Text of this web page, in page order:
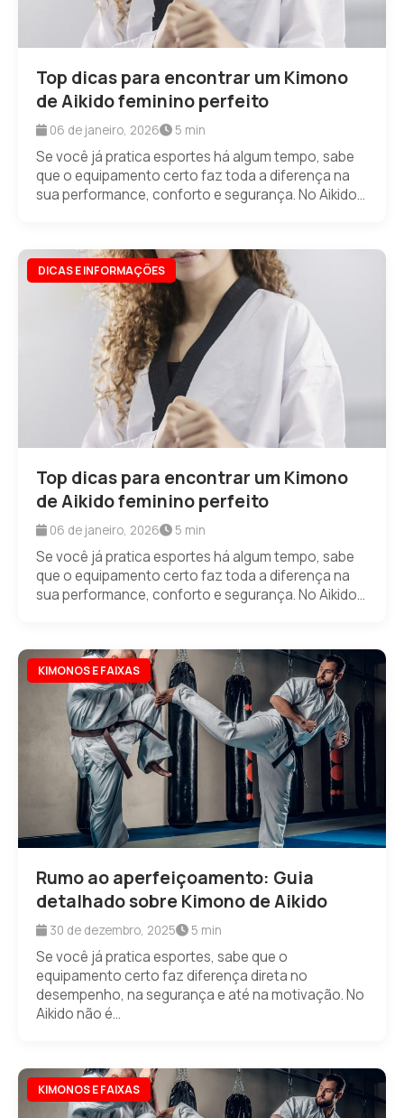
Top dicas para encontrar um Kimono
de Aikido feminino perfeito
06 de janeiro, 2026 5 min
Se você já pratica esportes há algum tempo, sabe
que o equipamento certo faz toda a diferença na
sua performance, conforto e segurança. No Aikido...
DICAS E INFORMAÇÕES
Top dicas para encontrar um Kimono
de Aikido feminino perfeito
06 de janeiro, 2026 5 min
Se você já pratica esportes há algum tempo, sabe
que o equipamento certo faz toda a diferença na
sua performance, conforto e segurança. No Aikido...
KIMONOS E FAIXAS
Rumo ao aperfeiçoamento: Guia
detalhado sobre Kimono de Aikido
30 de dezembro, 2025 5 min
Se você já pratica esportes, sabe que o
equipamento certo faz diferença direta no
desempenho, na segurança e até na motivação. No
Aikido não é...
KIMONOS E FAIXAS